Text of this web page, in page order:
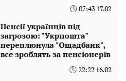
07:43 17.02
Пенсії українців під
загрозою: "Укрпошта"
переплюнула "Ощадбанк",
все зроблять за пенсіонерів
22:22 16.02